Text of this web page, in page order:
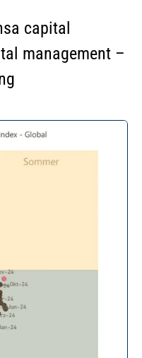
capital
management –